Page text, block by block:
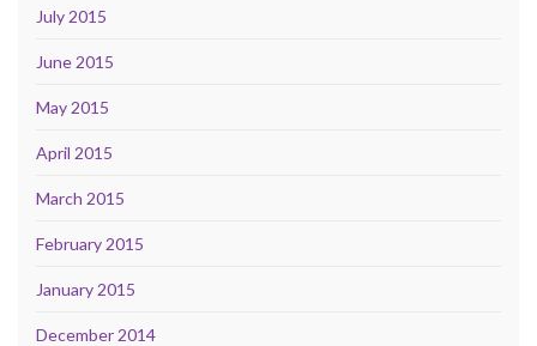
July 2015
June 2015
May 2015
April 2015
March 2015
February 2015
January 2015
December 2014